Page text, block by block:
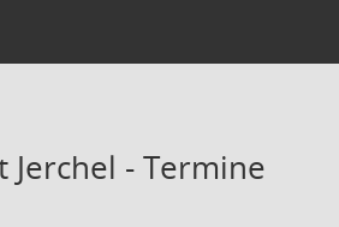
Jerchel - Termine